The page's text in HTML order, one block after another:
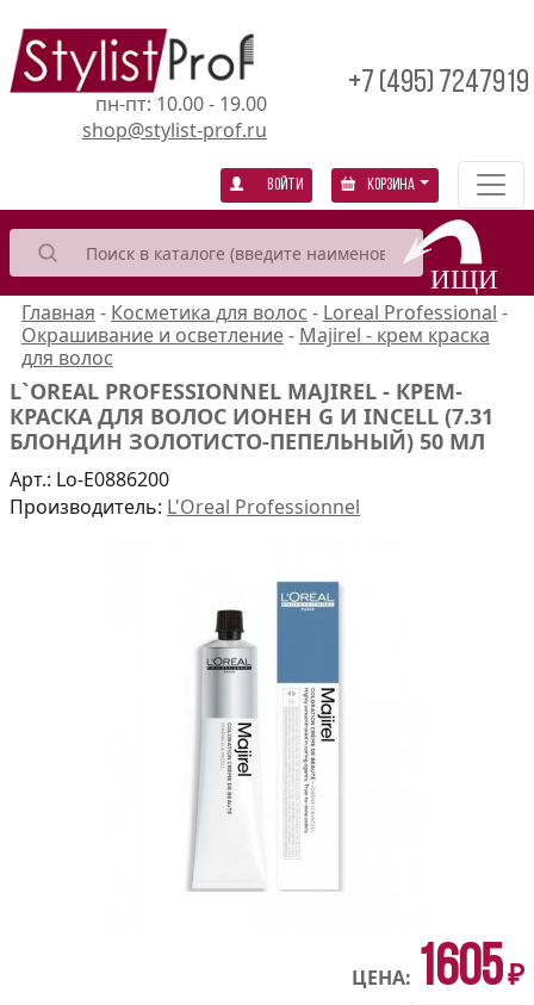
пн-пт: 10.00 - 19.00
shop@stylist-prof.ru
+7 (495) 7247919
Войти Корзина
Главная - Косметика для волос - Loreal Professional -
Окрашивание и осветление- Majirel - крем краска
для волос
L`OREAL PROFESSIONNEL MAJIREL - КРЕМ-
КРАСКА ДЛЯ ВОЛОС ИОНЕН G И INCELL (7.31
БЛОНДИН ЗОЛОТИСТО-ПЕПЕЛЬНЫЙ) 50 МЛ
Арт.: Lo-E0886200
Производитель: L'Oreal Professionnel
ЦЕНА: 1605₽